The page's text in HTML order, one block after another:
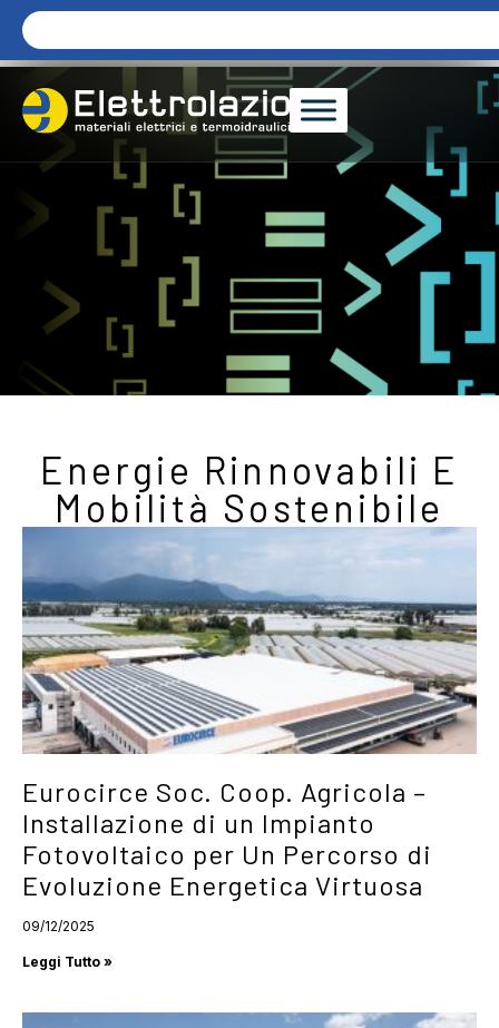
Energie Rinnovabili E
Mobilità Sostenibile
Eurocirce Soc. Coop. Agricola –
Installazione di un Impianto
Fotovoltaico per Un Percorso di
Evoluzione Energetica Virtuosa
09/12/2025
Leggi Tutto »